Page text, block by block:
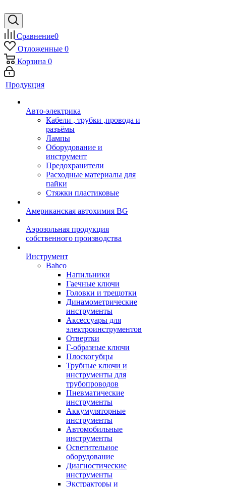
Сравнение0
Отложенные 0
Корзина 0
Продукция
Авто-электрика
Кабели , трубки ,провода и
разъёмы
Лампы
Оборудование и
инструмент
Предохранители
Расходные материалы для
пайки
Стяжки пластиковые
Американская автохимия BG
Аэрозольная продукция
собственного производства
Инструмент
Bahco
Напильники
Гаечные ключи
Головки и трещотки
Динамометрические
инструменты
Аксессуары для
электроинструментов
Отвертки
Г-образные ключи
Плоскогубцы
Трубные ключи и
инструменты для
трубопроводов
Пневматические
инструменты
Аккумуляторные
инструменты
Автомобильные
инструменты
Осветительное
оборудование
Диагностические
инструменты
Экстракторы и